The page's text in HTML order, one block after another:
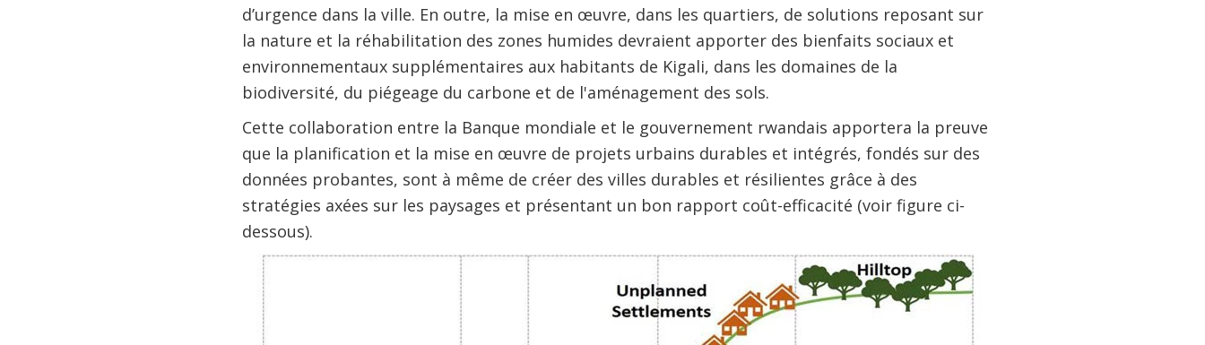
d’urgence dans la ville. En outre, la mise en œuvre, dans les quartiers, de solutions reposant sur
la nature et la réhabilitation des zones humides devraient apporter des bienfaits sociaux et
environnementaux supplémentaires aux habitants de Kigali, dans les domaines de la
biodiversité, du piégeage du carbone et de l'aménagement des sols.
Cette collaboration entre la Banque mondiale et le gouvernement rwandais apportera la preuve
que la planification et la mise en œuvre de projets urbains durables et intégrés, fondés sur des
données probantes, sont à même de créer des villes durables et résilientes grâce à des
stratégies axées sur les paysages et présentant un bon rapport coût-efficacité (voir figure ci-
dessous).
Image